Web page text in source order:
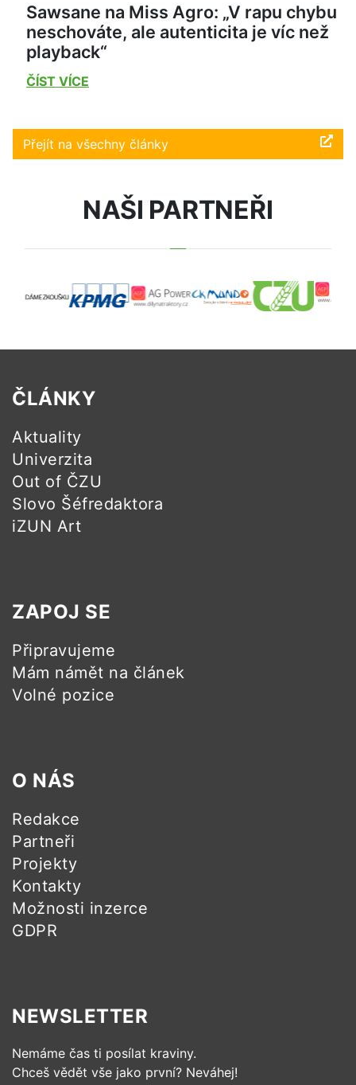
Sawsane na Miss Agro: „V rapu chybu
neschováte, ale autenticita je víc než
playback“
ČÍST VÍCE
Přejít na všechny články
NAŠI PARTNEŘI
ČLÁNKY
Aktuality
Univerzita
Out of ČZU
Slovo Šéfredaktora
iZUN Art
ZAPOJ SE
Připravujeme
Mám námět na článek
Volné pozice
O NÁS
Redakce
Partneři
Projekty
Kontakty
Možnosti inzerce
GDPR
NEWSLETTER
Nemáme čas ti posílat kraviny.
Chceš vědět vše jako první? Neváhej!